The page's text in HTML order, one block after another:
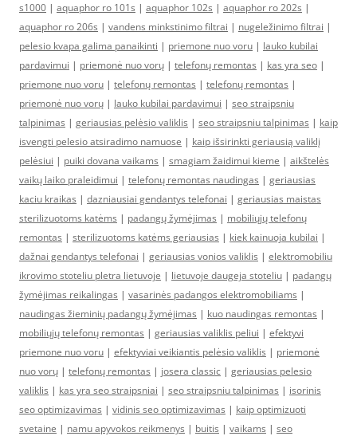
s1000 | aquaphor ro 101s | aquaphor 102s | aquaphor ro 202s |
aquaphor ro 206s | vandens minkstinimo filtrai | nugeležinimo filtrai |
pelesio kvapa galima panaikinti | priemone nuo voru | lauko kubilai
pardavimui | priemonė nuo vorų | telefonų remontas | kas yra seo |
priemone nuo voru | telefonų remontas | telefonų remontas |
priemonė nuo vorų | lauko kubilai pardavimui | seo straipsniu
talpinimas | geriausias pelėsio valiklis | seo straipsniu talpinimas | kaip
isvengti pelesio atsiradimo namuose | kaip išsirinkti geriausią valiklį
pelėsiui | puiki dovana vaikams | smagiam žaidimui kieme | aikštelės
vaikų laiko praleidimui | telefonų remontas naudingas | geriausias
kaciu kraikas | dazniausiai gendantys telefonai | geriausias maistas
sterilizuotoms katėms | padangų žymėjimas | mobiliųjų telefonų
remontas | sterilizuotoms katėms geriausias | kiek kainuoja kubilai |
dažnai gendantys telefonai | geriausias vonios valiklis | elektromobiliu
ikrovimo stoteliu pletra lietuvoje | lietuvoje daugeja stoteliu | padangų
žymėjimas reikalingas | vasarinės padangos elektromobiliams |
naudingas žieminių padangų žymėjimas | kuo naudingas remontas |
mobiliųjų telefonų remontas | geriausias valiklis peliui | efektyvi
priemone nuo voru | efektyviai veikiantis pelėsio valiklis | priemonė
nuo vorų | telefonų remontas | josera classic | geriausias pelesio
valiklis | kas yra seo straipsniai | seo straipsniu talpinimas | isorinis
seo optimizavimas | vidinis seo optimizavimas | kaip optimizuoti
svetaine | namu apyvokos reikmenys | buitis | vaikams | seo